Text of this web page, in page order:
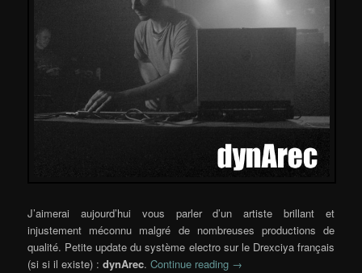
J’aimerai aujourd’hui vous parler d’un artiste brillant et
injustement méconnu malgré de nombreuses productions de
qualité. Petite update du système electro sur le Drexciya français
(si si il existe) :dynArec.Continue reading →